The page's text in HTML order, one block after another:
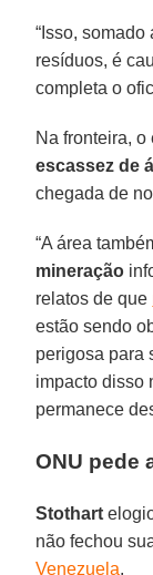
“Isso,
resíduos, é
completa o
Na fronteira,
escassez de
chegada de
“A área
mineração
relatos de que
estão sendo
perigosa para
impacto disso
permanece
ONU pede
Stothart
não fechou
Venezuela.